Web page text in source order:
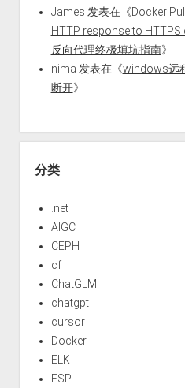
James 发表在《Docker
HTTP response to
反向代理终极填坑指南》
nima 发表在《windows远
断开》
分类
.net
AIGC
CEPH
cf
ChatGLM
chatgpt
cursor
Docker
ELK
ESP